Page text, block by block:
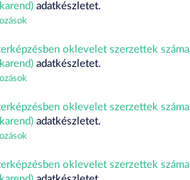
adatkészletet.
oklevelet szerzettek száma
adatkészletet.
oklevelet szerzettek száma
adatkészletet.
oklevelet szerzettek száma